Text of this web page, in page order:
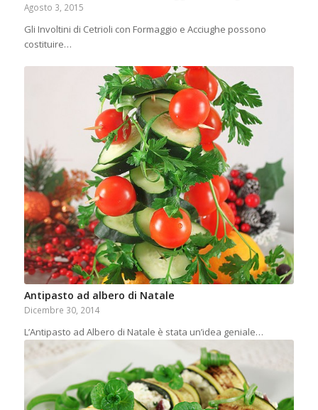
Agosto 3, 2015
Gli Involtini di Cetrioli con Formaggio e Acciughe possono
costituire…
Antipasto ad albero di Natale
Dicembre 30, 2014
L’Antipasto ad Albero di Natale è stata un’idea geniale…